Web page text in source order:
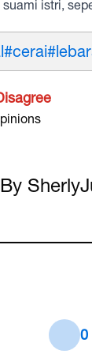
istri,
#cerai
0